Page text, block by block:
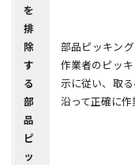
を
排
除
す
る
部
品
ピ
ッ
部品ピッキン
作業者のピッ
示に従い、取
沿って正確に作